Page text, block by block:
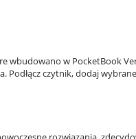
wbudowano w PocketBook
czytnik, dodaj